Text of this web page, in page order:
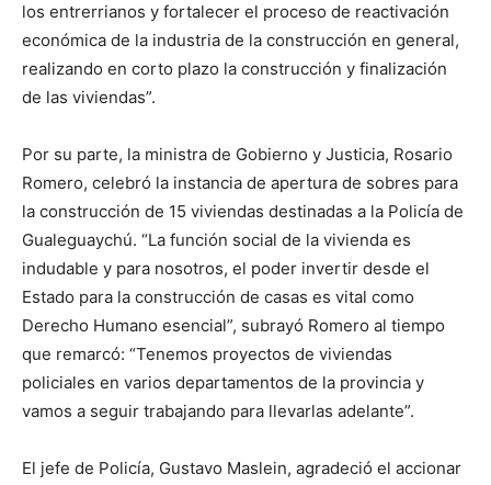
los entrerrianos y fortalecer el proceso de reactivación
económica de la industria de la construcción en general,
realizando en corto plazo la construcción y finalización
de las viviendas”.
Por su parte, la ministra de Gobierno y Justicia, Rosario
Romero, celebró la instancia de apertura de sobres para
la construcción de 15 viviendas destinadas a la Policía de
Gualeguaychú. “La función social de la vivienda es
indudable y para nosotros, el poder invertir desde el
Estado para la construcción de casas es vital como
Derecho Humano esencial”, subrayó Romero al tiempo
que remarcó: “Tenemos proyectos de viviendas
policiales en varios departamentos de la provincia y
vamos a seguir trabajando para llevarlas adelante”.
El jefe de Policía, Gustavo Maslein, agradeció el accionar